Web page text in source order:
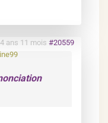
ans 11 mois #20559